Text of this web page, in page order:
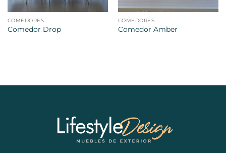
COMEDORES
Comedor Drop
COMEDORES
Comedor Amber